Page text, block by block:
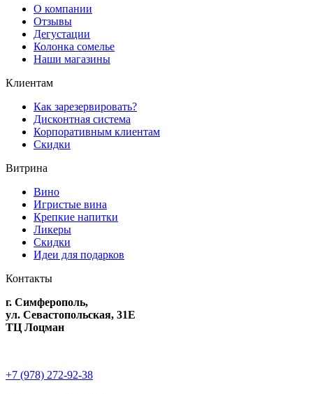
О компании
Отзывы
Дегустации
Колонка сомелье
Наши магазины
Клиентам
Как зарезервировать?
Дисконтная система
Корпоративным клиентам
Скидки
Витрина
Вино
Игристые вина
Крепкие напитки
Ликеры
Скидки
Идеи для подарков
Контакты
г. Симферополь,
ул. Севастопольская, 31Е
ТЦ Лоцман
+7 (978) 272-92-38